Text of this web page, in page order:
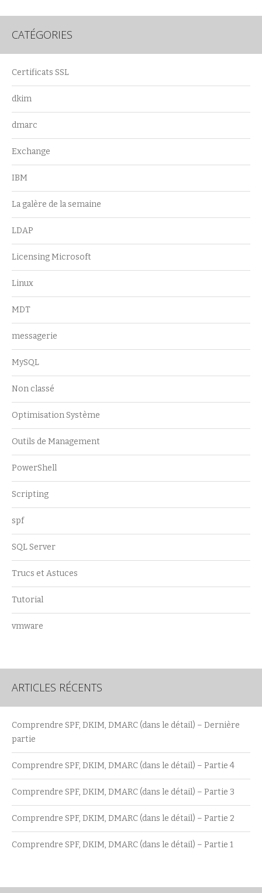
CATÉGORIES
Certificats SSL
dkim
dmarc
Exchange
IBM
La galère de la semaine
LDAP
Licensing Microsoft
Linux
MDT
messagerie
MySQL
Non classé
Optimisation Système
Outils de Management
PowerShell
Scripting
spf
SQL Server
Trucs et Astuces
Tutorial
vmware
ARTICLES RÉCENTS
Comprendre SPF, DKIM, DMARC (dans le détail) – Dernière
partie
Comprendre SPF, DKIM, DMARC (dans le détail) – Partie 4
Comprendre SPF, DKIM, DMARC (dans le détail) – Partie 3
Comprendre SPF, DKIM, DMARC (dans le détail) – Partie 2
Comprendre SPF, DKIM, DMARC (dans le détail) – Partie 1